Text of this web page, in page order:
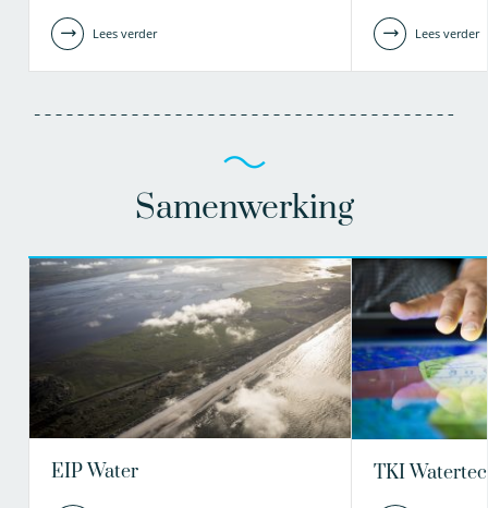
Lees verder Lees verder
Samenwerking
EIP Water TKI